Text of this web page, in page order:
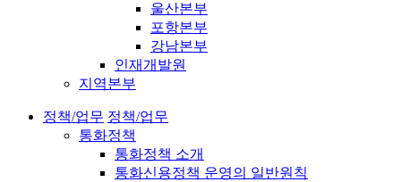
울산본부
포항본부
강남본부
인재개발원
지역본부
정책/업무 정책/업무
통화정책
통화정책 소개
통화신용정책 운영의 일반원칙